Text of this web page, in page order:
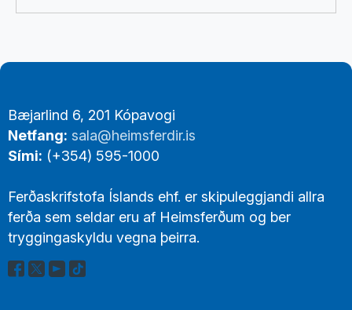
Links
Bæjarlind 6, 201 Kópavogi
Netfang: sala@heimsferdir.is
Sími: (+354) 595-1000
Ferðaskrifstofa Íslands ehf. er skipuleggjandi allra
ferða sem seldar eru af Heimsferðum og ber
tryggingaskyldu vegna þeirra.